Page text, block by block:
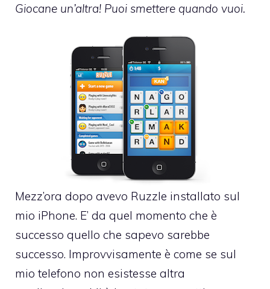
Giocane un’altra! Puoi smettere quando vuoi.
Mezz’ora dopo avevo Ruzzle installato sul
mio iPhone. E’ da quel momento che è
successo quello che sapevo sarebbe
successo. Improvvisamente è come se sul
mio telefono non esistesse altra